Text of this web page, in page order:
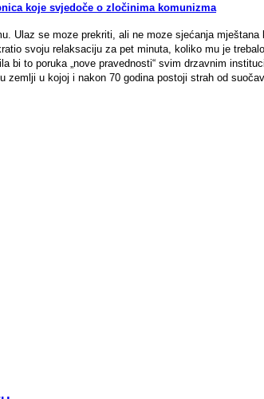
koje svjedoče o zločinima komunizma
Ulaz se moze prekriti, ali ne moze sjećanja
svoju relaksaciju za pet minuta, koliko mu je
bi to poruka „nove pravednosti“ svim drzavnim
u kojoj i nakon 70 godina postoji strah od